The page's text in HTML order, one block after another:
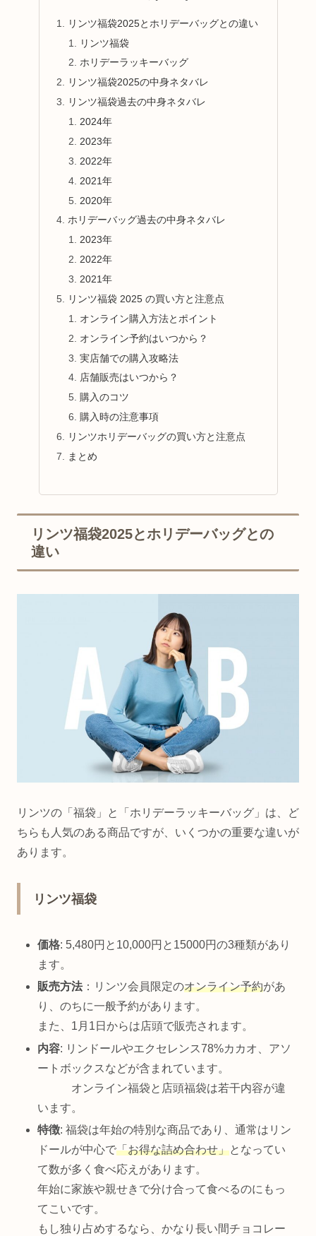
リンツ福袋2025とホリデーバッグとの違い
リンツ福袋
ホリデーラッキーバッグ
リンツ福袋2025の中身ネタバレ
リンツ福袋過去の中身ネタバレ
2024年
2023年
2022年
2021年
2020年
ホリデーバッグ過去の中身ネタバレ
2023年
2022年
2021年
リンツ福袋 2025 の買い方と注意点
オンライン購入方法とポイント
オンライン予約はいつから？
実店舗での購入攻略法
店舗販売はいつから？
購入のコツ
購入時の注意事項
リンツホリデーバッグの買い方と注意点
まとめ
リンツ福袋2025とホリデーバッグとの
違い
リンツの「福袋」と「ホリデーラッキーバッグ」は、ど
ちらも人気のある商品ですが、いくつかの重要な違いが
あります。
リンツ福袋
価格: 5,480円と10,000円と15000円の3種類があり
ます。
販売方法：リンツ会員限定のオンライン予約があ
り、のちに一般予約があります。
また、1月1日からは店頭で販売されます。
内容: リンドールやエクセレンス78%カカオ、アソ
ートボックスなどが含まれています。
オンライン福袋と店頭福袋は若干内容が違
います。
特徴: 福袋は年始の特別な商品であり、通常はリン
ドールが中心で「お得な詰め合わせ」となってい
て数が多く食べ応えがあります。
年始に家族や親せきで分け合って食べるのにもっ
てこいです。
もし独り占めするなら、かなり長い間チョコレー